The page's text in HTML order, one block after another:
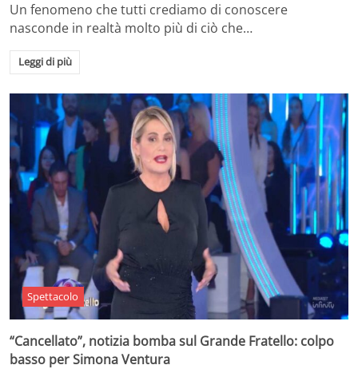
Un fenomeno che tutti crediamo di conoscere
nasconde in realtà molto più di ciò che…
Leggi di più
Spettacolo
“Cancellato”, notizia bomba sul Grande Fratello: colpo
basso per Simona Ventura